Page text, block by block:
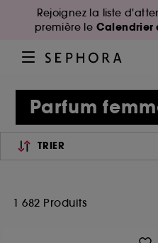
Rejoignez la liste
première le Calendrier
Parfum
TRIER
1 682 Produits